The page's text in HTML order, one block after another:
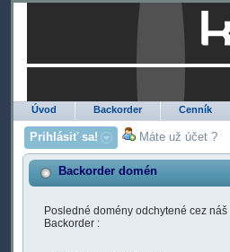
Úvod Backorder Cenník
Prihlásiť sa! Máte už účet ?
Backorder domén
Posledné domény odchytené cez náš
Backorder :